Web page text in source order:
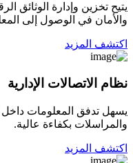
يتيح تخزين وإدارة الوثائق
والأمان في الوصول إلى
اكتشف المزيد
نظام الاتصالات الإدارية
يسهل تدفق المعلومات داخل
والمراسلات بكفاءة عالية.
اكتشف المزيد